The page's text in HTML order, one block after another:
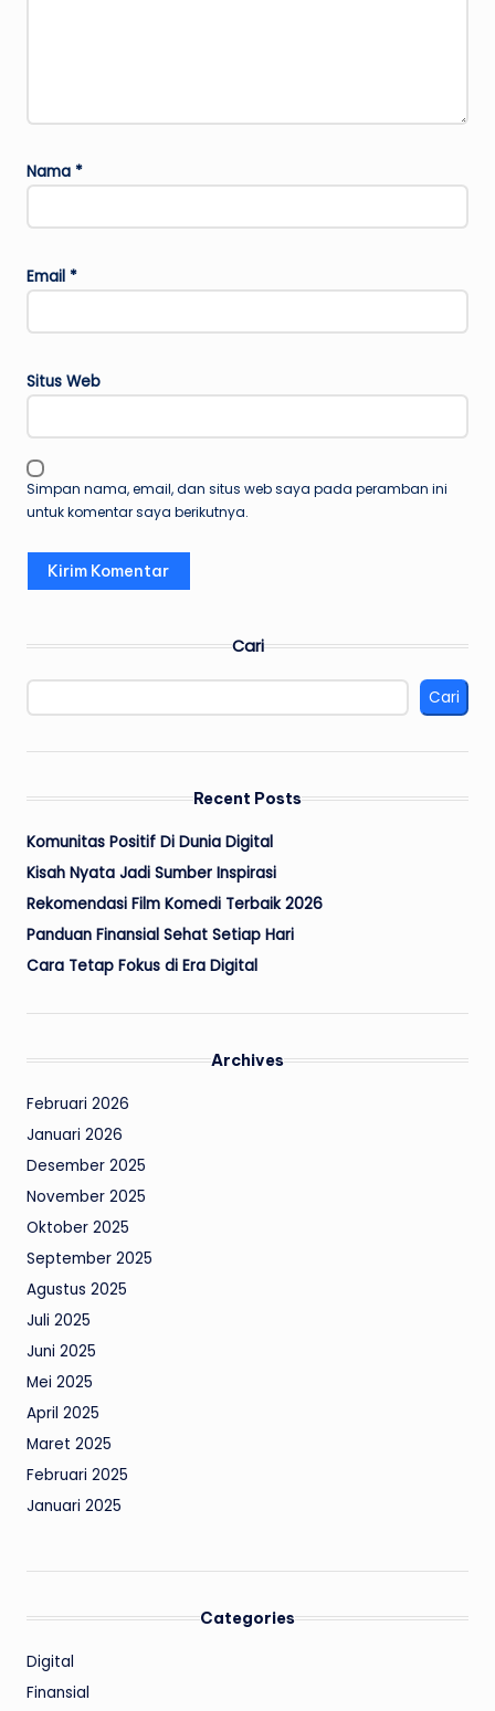
Nama *
Email *
Situs Web
Simpan nama, email, dan situs web saya pada peramban ini
untuk komentar saya berikutnya.
Cari
Cari
Recent Posts
Komunitas Positif Di Dunia Digital
Kisah Nyata Jadi Sumber Inspirasi
Rekomendasi Film Komedi Terbaik 2026
Panduan Finansial Sehat Setiap Hari
Cara Tetap Fokus di Era Digital
Archives
Februari 2026
Januari 2026
Desember 2025
November 2025
Oktober 2025
September 2025
Agustus 2025
Juli 2025
Juni 2025
Mei 2025
April 2025
Maret 2025
Februari 2025
Januari 2025
Categories
Digital
Finansial